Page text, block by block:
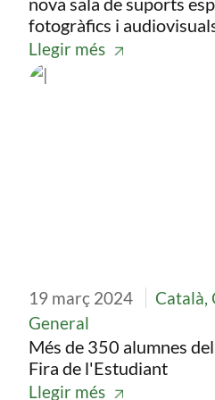
fotogràfics i
Llegir més
Imatge
19 març 2024
Català,
General
Més de 350 alumnes
Fira de l'Estudiant
Llegir més